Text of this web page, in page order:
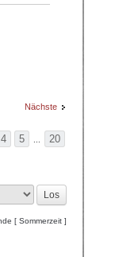
Nächste
4 5 20
[ Sommerzeit ]